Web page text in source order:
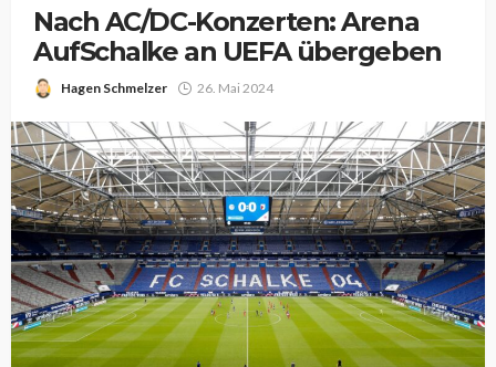
Nach AC/DC-Konzerten: Arena
AufSchalke an UEFA übergeben
Hagen Schmelzer 26. Mai 2024